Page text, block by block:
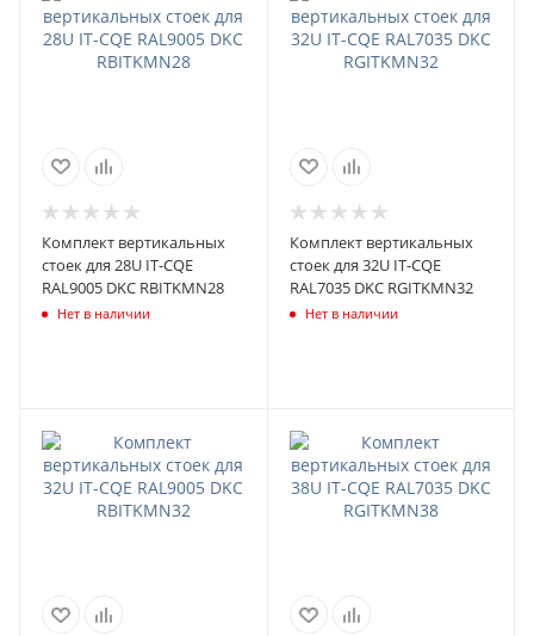
Комплект вертикальных
стоек для 28U IT-CQE
RAL9005 DKC RBITKMN28
Нет в наличии
Комплект вертикальных
стоек для 32U IT-CQE
RAL7035 DKC RGITKMN32
Нет в наличии